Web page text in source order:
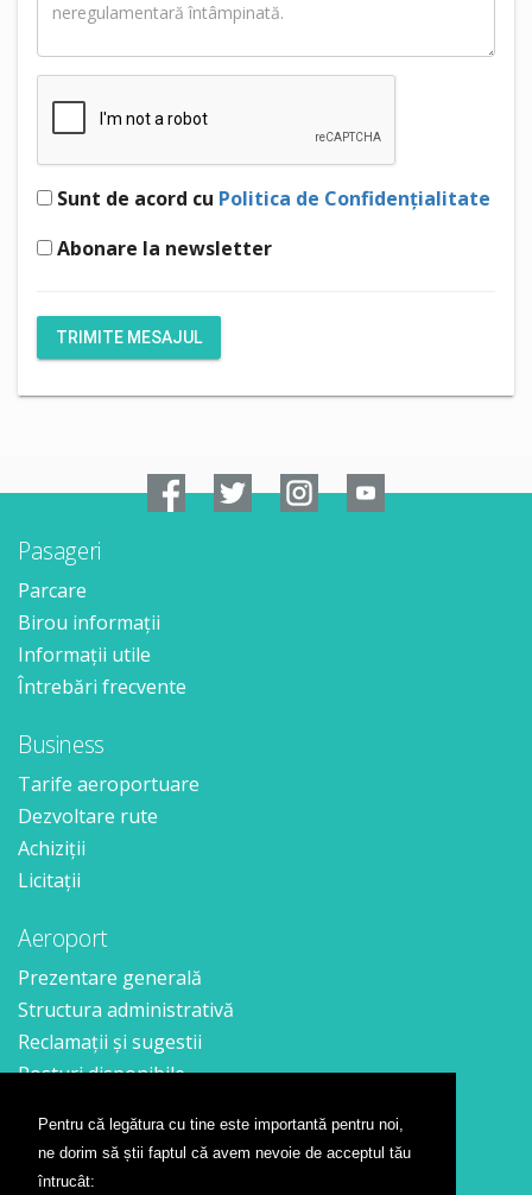
Pentru că legătura cu tine este importantă pentru noi,
ne dorim să știi faptul că avem nevoie de acceptul tău
întrucât:
Sunt de acord cu Politica de Confidențialitate
Abonare la newsletter
Pasageri
Parcare
Birou informații
Informații utile
Întrebări frecvente
Business
Tarife aeroportuare
Dezvoltare rute
Achiziții
Licitații
Aeroport
Prezentare generală
Structura administrativă
Reclamații și sugestii
Posturi disponibile
Contact
Formular contact